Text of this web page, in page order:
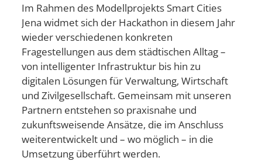
Im Rahmen des Modellprojekts Smart Cities
Jena widmet sich der Hackathon in diesem Jahr
wieder verschiedenen konkreten
Fragestellungen aus dem städtischen Alltag –
von intelligenter Infrastruktur bis hin zu
digitalen Lösungen für Verwaltung, Wirtschaft
und Zivilgesellschaft. Gemeinsam mit unseren
Partnern entstehen so praxisnahe und
zukunftsweisende Ansätze, die im Anschluss
weiterentwickelt und – wo möglich – in die
Umsetzung überführt werden.